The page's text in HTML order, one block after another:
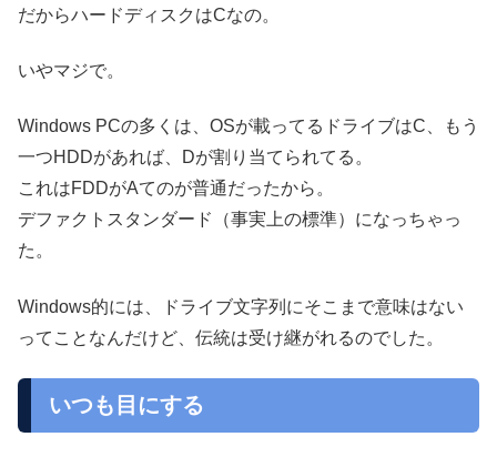
だからハードディスクはCなの。
いやマジで。
Windows PCの多くは、OSが載ってるドライブはC、もう
一つHDDがあれば、Dが割り当てられてる。
これはFDDがAてのが普通だったから。
デファクトスタンダード（事実上の標準）になっちゃっ
た。
Windows的には、ドライブ文字列にそこまで意味はない
ってことなんだけど、伝統は受け継がれるのでした。
いつも目にする